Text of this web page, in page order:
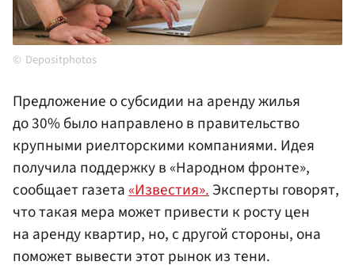
Depositphotos
Предложение о субсидии на аренду жилья
до 30% было направлено в правительство
крупными риелторскими компаниями. Идея
получила поддержку в «Народном фронте»,
сообщает газета«Известия».Эксперты говорят,
что такая мера может привести к росту цен
на аренду квартир, но, с другой стороны, она
поможет вывести этот рынок из тени.